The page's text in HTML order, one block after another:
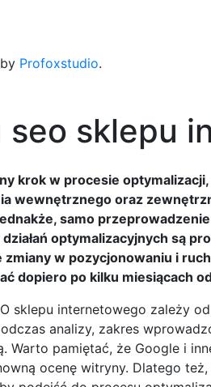
Profoxstudio.
sklepu
krok w procesie
wewnętrznego oraz
samo
optymalizacyjnych są
w pozycjonowaniu i
dopiero po kilku miesiącach
sklepu internetowego zależy
analizy, zakres
pamiętać, że Google i
ocenę witryny. Dlatego